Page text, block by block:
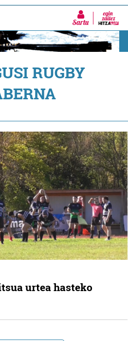
Sartu
RUGBY
urtea hasteko